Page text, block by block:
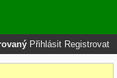
Přihlásit Registrovat